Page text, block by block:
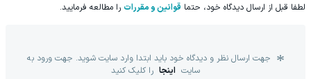
لطفا قبل از ارسال دیدگاه خود، حتما قوانین و مقررات را مطالعه فرمایید.
جهت ارسال نظر و دیدگاه خود باید ابتدا وارد سایت شوید. جهت ورود به
سایت اینجا را کلیک کنید